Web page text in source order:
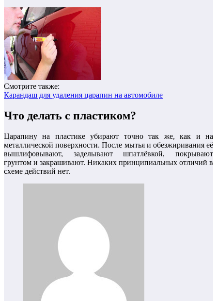
Смотрите также:
Карандаш для удаления царапин на автомобиле
Что делать с пластиком?
Царапину на пластике убирают точно так же, как и на
металлической поверхности. После мытья и обезжиривания её
вышлифовывают, заделывают шпатлёвкой, покрывают
грунтом и закрашивают. Никаких принципиальных отличий в
схеме действий нет.